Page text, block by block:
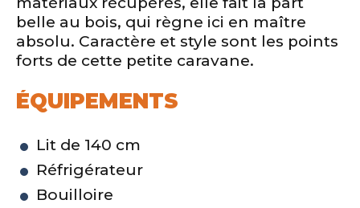
belle au bois, qui règne ici en maître
absolu. Caractère et style sont les points
forts de cette petite caravane.
ÉQUIPEMENTS
Lit de 140 cm
Réfrigérateur
Bouilloire